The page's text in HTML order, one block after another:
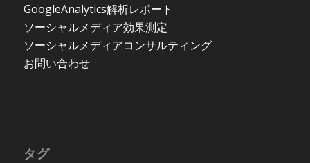
GoogleAnalytics解析レポート
ソーシャルメディア効果測定
ソーシャルメディアコンサルティング
お問い合わせ
タグ